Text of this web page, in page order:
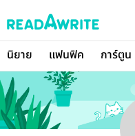
นิยาย แฟนฟิค การ์ตูน